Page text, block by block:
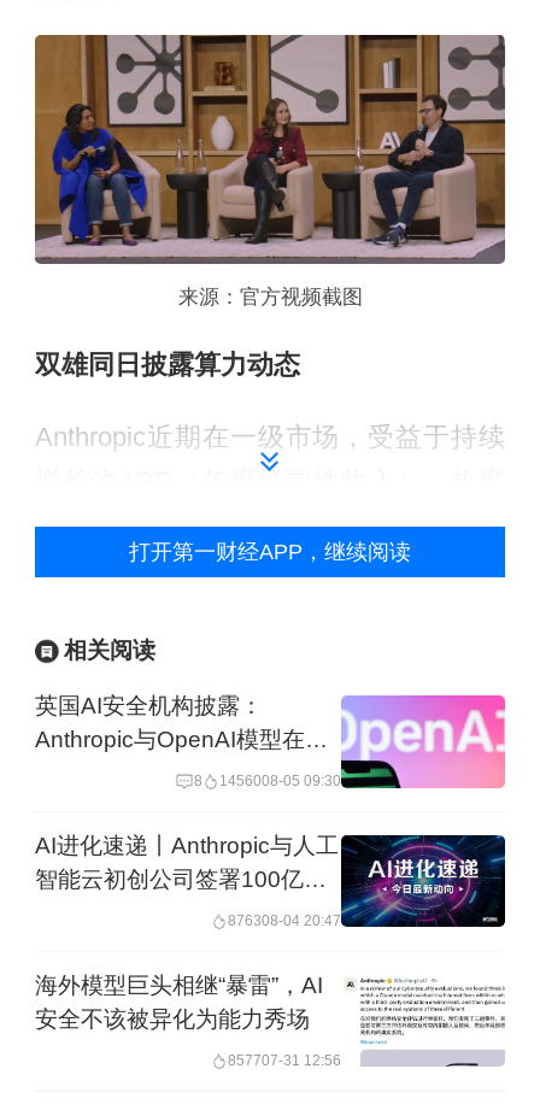
来源：官方视频截图
双雄同日披露算力动态
Anthropic近期在一级市场，受益于持续
持续上涨，甚至触及万亿美元估值区
间。
此次大会上，阿莫迪称，Anthropic因
Claude，第一次被全世界如此关注。
Anthropic的ARR增速呈指数级增长，此
前团队认为这一数字可能会逐步增长到
幅度之大，令Anthropic根本无法满足计
算需求。因此，团队需要尽快提供比以
同时，阿莫迪也开玩笑称，希望涨势不
要继续下去，那样太离谱，根本招架不
打开第一财经APP，继续阅读
相关阅读
英国AI安全机构披露：
Anthropic与OpenAI模型在安
8 1456008-05 09:30
AI进化速递丨Anthropic与人工
智能云初创公司签署100亿美
876308-04 20:47
海外模型巨头相继“暴雷”，AI
安全不该被异化为能力秀场
857707-31 12:56